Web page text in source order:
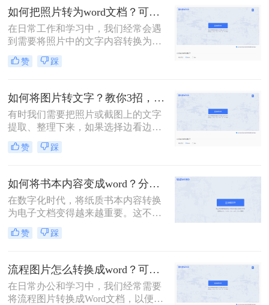
进行编辑、整理或分享。那么图片怎
么弄成word文档呢？下面，我将详细
介绍几种将图片转换为Word文档的方
法，并给出具体的操作步骤。
如何把照片转为word文档？可以试试这三个方法！
在日常工作和学习中，我们经常会遇
到需要将照片中的文字内容转换为可
编辑的Word文档的情况。这可能是因
为照片中的文字信息对我们非常重
享。那么如何把照片转为word文档
呢？下面，我将详细介绍几种将照片
转为Word文档的方法，并给出具体的
操作步骤。
赞 踩
如何将图片转文字？教你3招，轻松搞定图片转文字提取！
有时我们需要把照片或截图上的文字
提取、整理下来，如果选择边看边打
字，那么效率实在太低了。那么如何
将图片转文字？其实很简单，掌握以
文字，非常方便！
赞 踩
如何将书本内容变成word？分享3种方法，简单易学！
在数字化时代，将纸质书本内容转换
为电子文档变得越来越重要。这不仅
方便我们随时随地阅读，还便于编
辑、分享和存储。本文将介绍如何将
赞 踩
流程图片怎么转换成word？可以试试这三个方法！
在日常办公和学习中，我们经常需要
将流程图片转换成Word文档，以便于